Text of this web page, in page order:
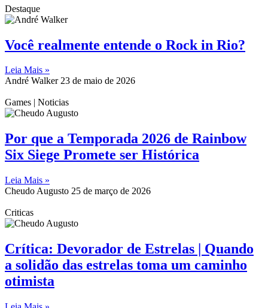
Destaque
Você realmente entende o Rock in Rio?
Leia Mais »
André Walker23 de maio de 2026
Games | Noticias
Por que a Temporada 2026 de Rainbow
Six Siege Promete ser Histórica
Leia Mais »
Cheudo Augusto 25 de março de 2026
Criticas
Crítica: Devorador de Estrelas | Quando
a solidão das estrelas toma um caminho
otimista